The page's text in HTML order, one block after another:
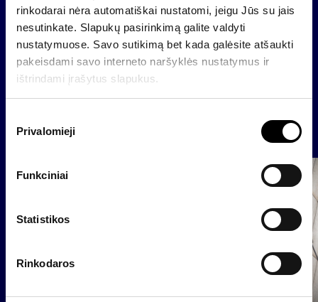
rinkodarai nėra automatiškai nustatomi, jeigu Jūs su jais
nesutinkate. Slapukų pasirinkimą galite valdyti
nustatymuose. Savo sutikimą bet kada galėsite atšaukti
pakeisdami savo interneto naršyklės nustatymus ir
ištrindami įrašytus slapukus.
Privalomieji
Funkciniai
Statistikos
Rinkodaros
Bendrovės prezidentas Darius Šulnis
Naujienos